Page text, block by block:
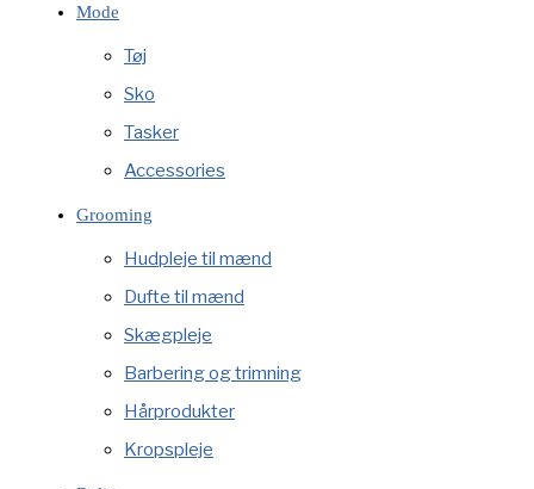
Mode
Tøj
Sko
Tasker
Accessories
Grooming
Hudpleje til mænd
Dufte til mænd
Skægpleje
Barbering og trimning
Hårprodukter
Kropspleje